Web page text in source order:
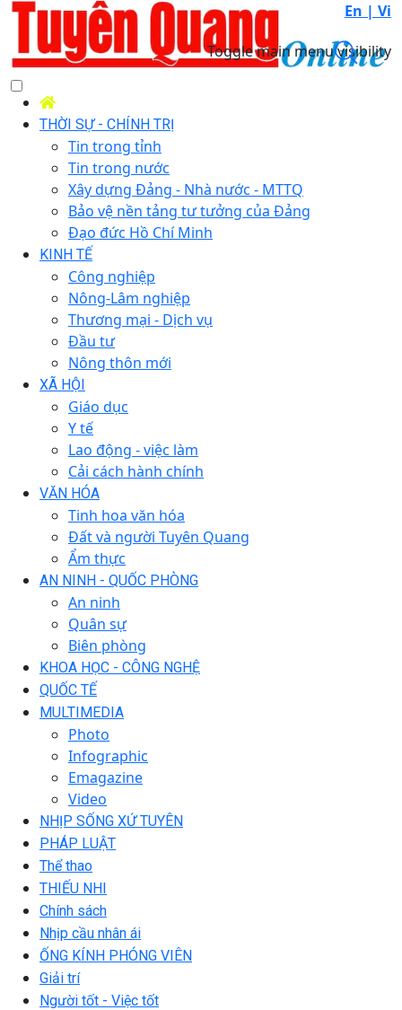
En | Vi
Toggle main menu visibility
THỜI SỰ - CHÍNH TRỊ
Tin trong tỉnh
Tin trong nước
Xây dựng Đảng - Nhà nước - MTTQ
Bảo vệ nền tảng tư tưởng của Đảng
Đạo đức Hồ Chí Minh
KINH TẾ
Công nghiệp
Nông-Lâm nghiệp
Thương mại - Dịch vụ
Đầu tư
Nông thôn mới
XÃ HỘI
Giáo dục
Y tế
Lao động - việc làm
Cải cách hành chính
VĂN HÓA
Tinh hoa văn hóa
Đất và người Tuyên Quang
Ẩm thực
AN NINH - QUỐC PHÒNG
An ninh
Quân sự
Biên phòng
KHOA HỌC - CÔNG NGHỆ
QUỐC TẾ
MULTIMEDIA
Photo
Infographic
Emagazine
Video
NHỊP SỐNG XỨ TUYÊN
PHÁP LUẬT
Thể thao
THIẾU NHI
Chính sách
Nhịp cầu nhân ái
ỐNG KÍNH PHÓNG VIÊN
Giải trí
Người tốt - Việc tốt